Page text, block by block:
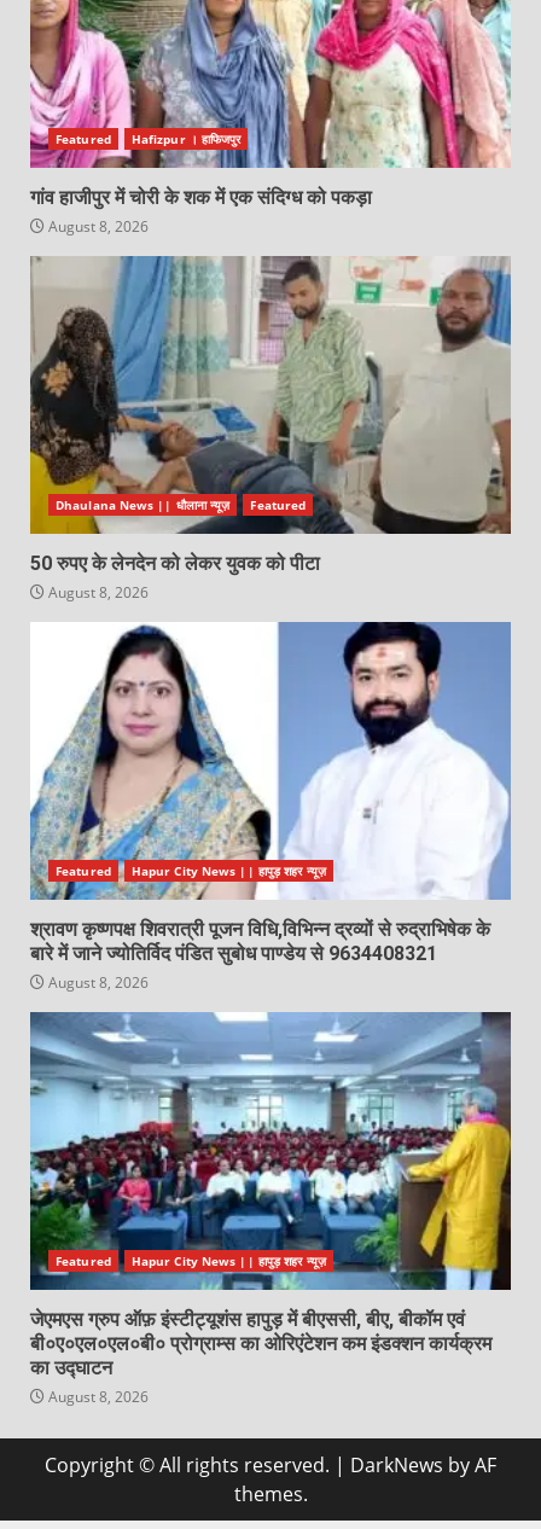
Featured Hafizpur । हाफिजपुर
गांव हाजीपुर में चोरी के शक में एक संदिग्ध को पकड़ा
August 8, 2026
Dhaulana News || धौलाना न्यूज़ Featured
50 रुपए के लेनदेन को लेकर युवक को पीटा
August 8, 2026
Featured Hapur City News || हापुड़ शहर न्यूज़
श्रावण कृष्णपक्ष शिवरात्री पूजन विधि,विभिन्न द्रव्यों से रुद्राभिषेक के
बारे में जाने ज्योतिर्विद पंडित सुबोध पाण्डेय से 9634408321
August 8, 2026
Featured Hapur City News || हापुड़ शहर न्यूज़
जेएमएस ग्रुप ऑफ़ इंस्टीट्यूशंस हापुड़ में बीएससी, बीए, बीकॉम एवं
बी०ए०एल०एल०बी० प्रोग्राम्स का ओरिएंटेशन कम इंडक्शन कार्यक्रम
का उद्घाटन
August 8, 2026
Copyright © All rights reserved. | DarkNews by AF
themes.